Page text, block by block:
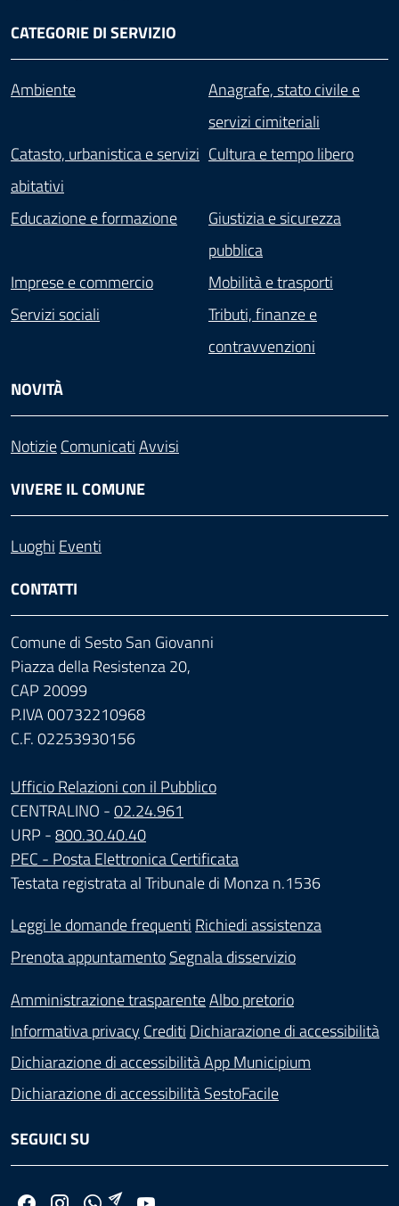
CATEGORIE DI SERVIZIO
Ambiente
Anagrafe, stato civile e
servizi cimiteriali
Catasto, urbanistica e servizi
abitativi
Cultura e tempo libero
Educazione e formazione
Giustizia e sicurezza
pubblica
Imprese e commercio
Mobilità e trasporti
Servizi sociali
Tributi, finanze e
contravvenzioni
NOVITÀ
NotizieComunicatiAvvisi
VIVERE IL COMUNE
Luoghi Eventi
CONTATTI
Comune di Sesto San Giovanni
Piazza della Resistenza 20,
CAP 20099
P.IVA 00732210968
C.F. 02253930156
Ufficio Relazioni con il Pubblico
CENTRALINO -02.24.961
URP -800.30.40.40
PEC - Posta Elettronica Certificata
Testata registrata al Tribunale di Monza n.1536
Leggi le domande frequenti Richiedi assistenza
Prenota appuntamentoSegnala disservizio
Amministrazione trasparenteAlbo pretorio
Informativa privacy Crediti Dichiarazione di accessibilità
Dichiarazione di accessibilità App Municipium
Dichiarazione di accessibilità SestoFacile
SEGUICI SU